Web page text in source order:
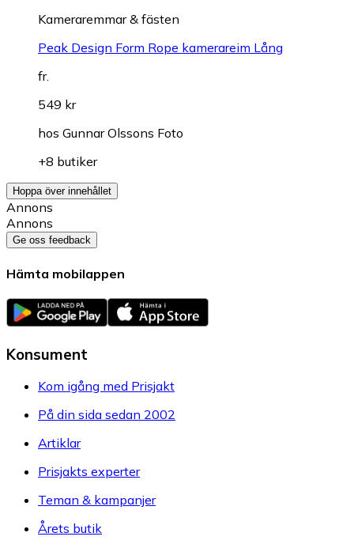
Kameraremmar & fästen
Peak Design Form Rope kamerareim Lång
fr.
549 kr
hos Gunnar Olssons Foto
+8 butiker
Hoppa över innehållet
Annons
Annons
Ge oss feedback
Hämta mobilappen
Konsument
Kom igång med Prisjakt
På din sida sedan 2002
Artiklar
Prisjakts experter
Teman & kampanjer
Årets butik